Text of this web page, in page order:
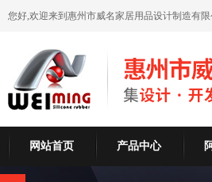
您好,欢迎来到惠州市威名家居用品设计制造有
网站首页 产品中心